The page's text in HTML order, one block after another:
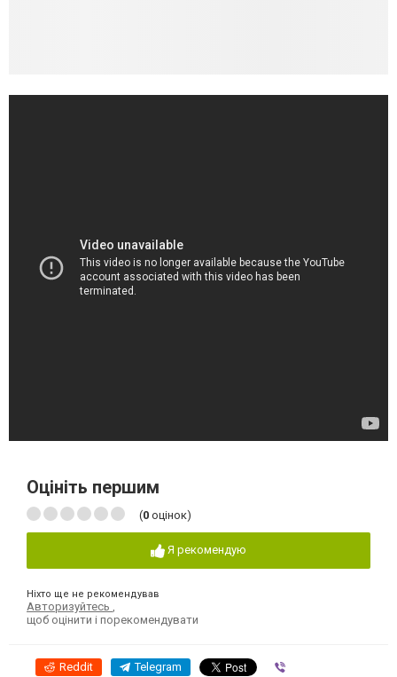
Оцініть першим
(0 оцінок)
Я рекомендую
Ніхто ще не рекомендував
Авторизуйтесь
щоб оцінити і порекомендувати
Reddit Telegram